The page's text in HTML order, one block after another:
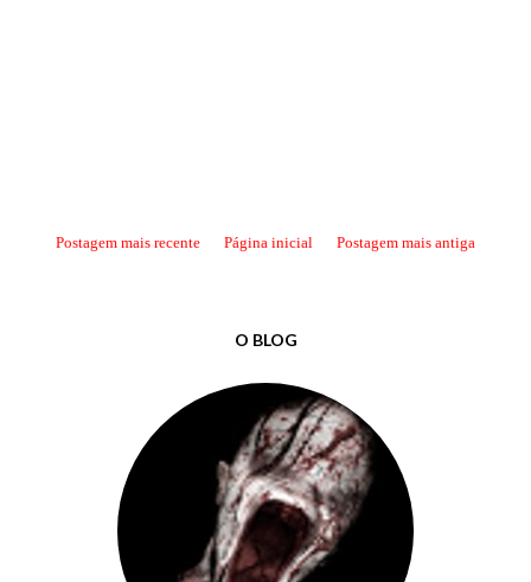
Postagem mais recente Postagem mais antiga
Página inicial
O BLOG